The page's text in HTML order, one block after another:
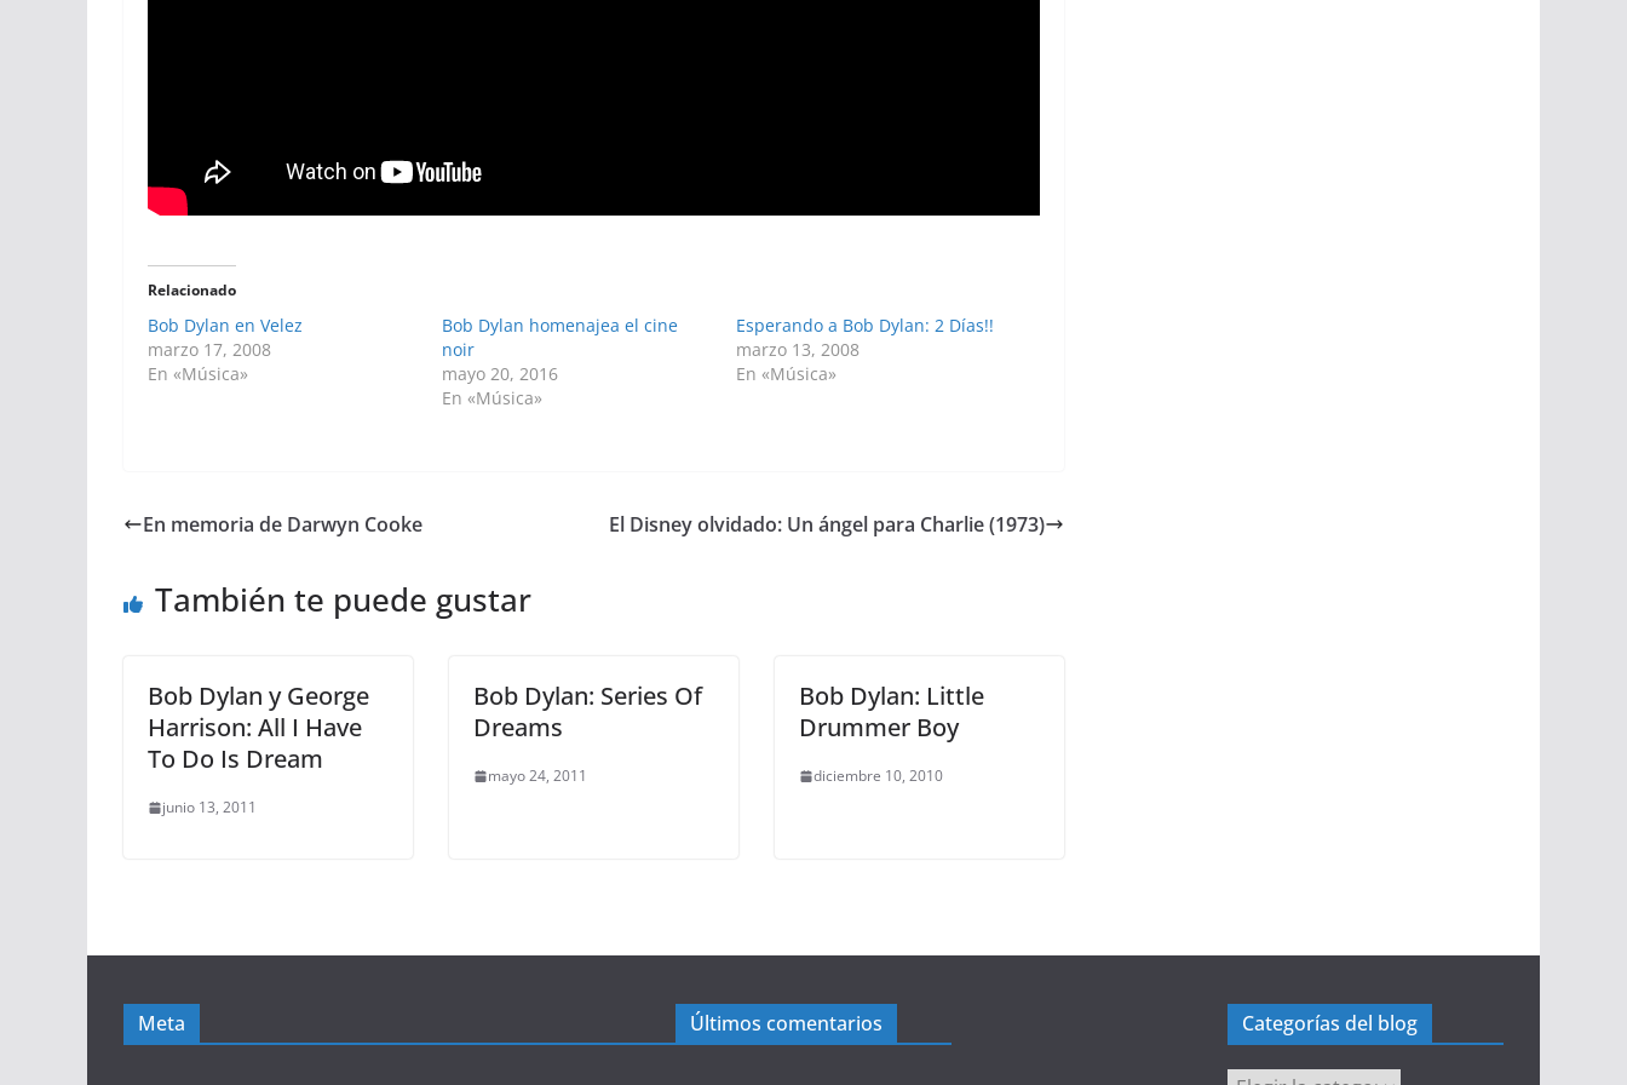
Relacionado
Bob Dylan en Velez
marzo 17, 2008
En «Música»
Bob Dylan homenajea el cine
noir
mayo 20, 2016
En «Música»
Esperando a Bob Dylan: 2 Días!!
marzo 13, 2008
En «Música»
En memoria de Darwyn Cooke El Disney olvidado: Un ángel para Charlie (1973)
También te puede gustar
Bob Dylan y George
Harrison: All I Have
To Do Is Dream
junio 13, 2011
Bob Dylan: Series Of
Dreams
mayo 24, 2011
Bob Dylan: Little
Drummer Boy
diciembre 10, 2010
Meta Últimos comentarios Categorías del blog